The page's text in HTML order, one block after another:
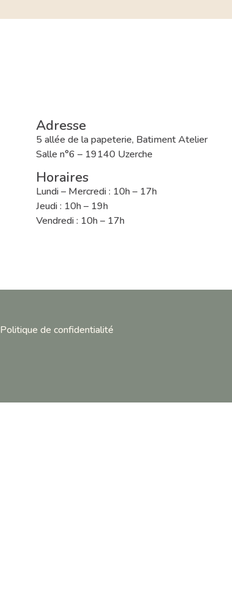
Adresse
5 allée de la papeterie, Batiment Atelier
Salle n°6 – 19140 Uzerche
Horaires
Lundi – Mercredi : 10h – 17h
Jeudi : 10h – 19h
Vendredi : 10h – 17h
Politique de confidentialité